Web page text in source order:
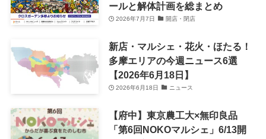
ールと解体計画を総まとめ
2026年7月7日 開店・閉店
新店・マルシェ・花火・ほたる！
多摩エリアの今週ニュース6選
【2026年6月18日】
2026年6月18日 ニュース
【府中】東京農工大×無印良品
「第6回NOKOマルシェ」6/13開